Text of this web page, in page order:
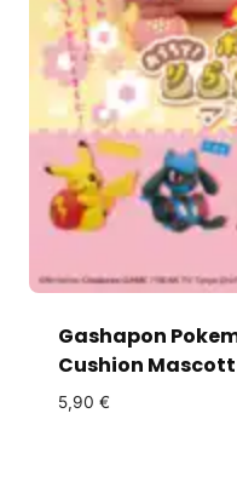
Gashapon
Cushion Mascott
5,90 €